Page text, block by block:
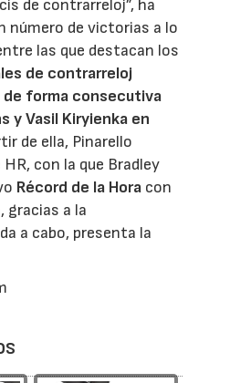
de contrarreloj”, ha
número de victorias a lo
las que destacan los
de contrarreloj
de forma consecutiva
y Vasil Kiryienka en
de ella, Pinarello
con la que Bradley
Récord de la Hora con
gracias a la
a cabo, presenta la